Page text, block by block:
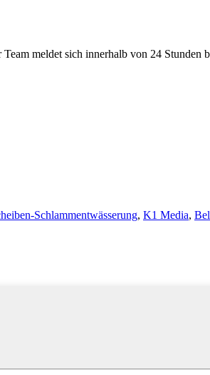
meldet sich innerhalb von 24 Stunden
Schlammentwässerung, K1 Media,